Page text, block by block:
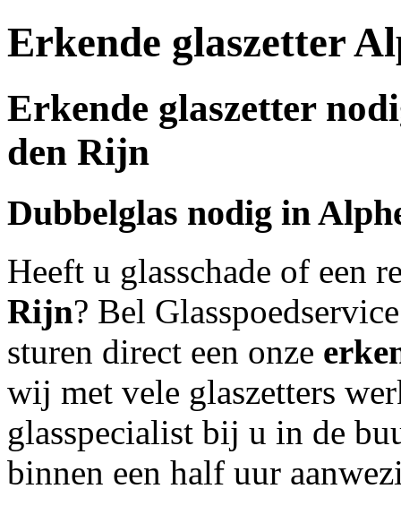
Erkende glaszetter
Erkende glaszetter
den Rijn
Dubbelglas nodig in
Heeft u glasschade of een
Rijn? Bel
sturen direct een onze
wij met vele glaszetters
glasspecialist bij u in de
binnen een half uur